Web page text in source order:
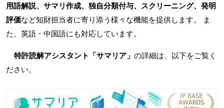
用語解説、サマリ作成、独自分類付与、スクリーニング、発明
評価など知財担当者に寄り添う様々な機能を提供します。 ま
た、英語・中国語にも対応しています。
特許読解アシスタント「サマリア」 の詳細は、以下をご覧く
ださい。